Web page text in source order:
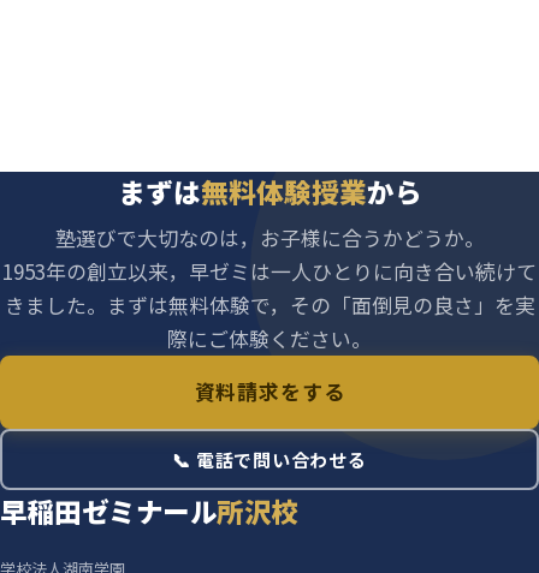
まずは無料体験授業から
塾選びで大切なのは，お子様に合うかどうか。
1953年の創立以来，早ゼミは一人ひとりに向き合い続けて
きました。まずは無料体験で，その「面倒見の良さ」を実
際にご体験ください。
資料請求をする
📞 電話で問い合わせる
早稲田ゼミナール所沢校